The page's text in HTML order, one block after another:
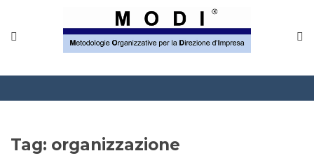
Corsi
Tag: organizzazione